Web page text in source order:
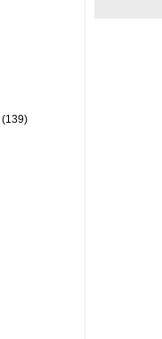
(139)